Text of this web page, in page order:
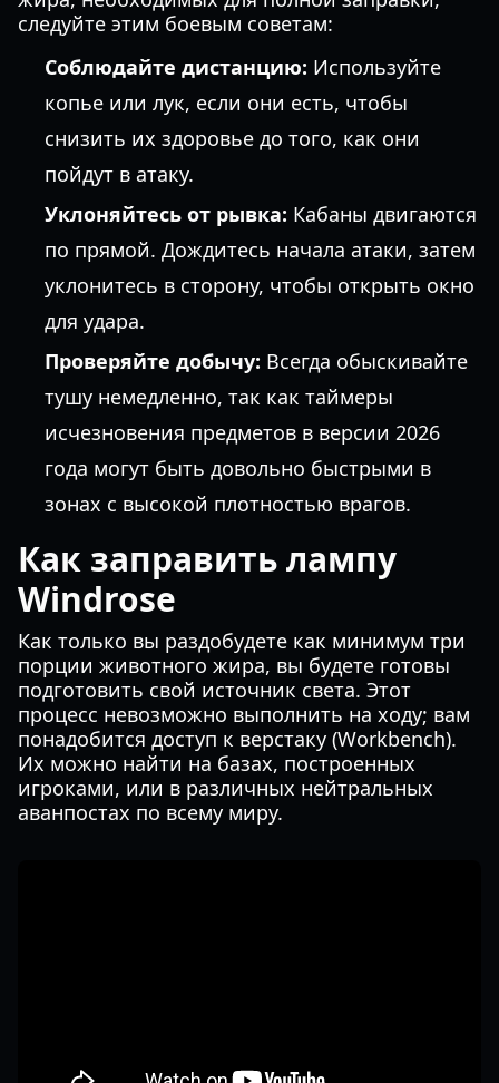
следуйте этим боевым советам:
Соблюдайте дистанцию: Используйте
копье или лук, если они есть, чтобы
снизить их здоровье до того, как они
пойдут в атаку.
Уклоняйтесь от рывка: Кабаны двигаются
по прямой. Дождитесь начала атаки, затем
уклонитесь в сторону, чтобы открыть окно
для удара.
Проверяйте добычу: Всегда обыскивайте
тушу немедленно, так как таймеры
исчезновения предметов в версии 2026
года могут быть довольно быстрыми в
зонах с высокой плотностью врагов.
Как заправить лампу
Windrose
Как только вы раздобудете как минимум три
порции животного жира, вы будете готовы
подготовить свой источник света. Этот
процесс невозможно выполнить на ходу; вам
понадобится доступ к верстаку (Workbench).
Их можно найти на базах, построенных
игроками, или в различных нейтральных
аванпостах по всему миру.